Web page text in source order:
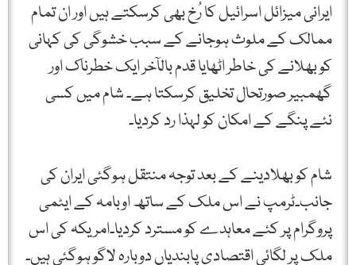
ایرانی میزائل اسرائیل کا رُخ بھی کرسکتے ہیں اور ان تمام
ممالک کے ملوث ہوجانے کے سبب خشوگی کی کہانی
کو بھلانے کی خاطر اٹھایا قدم بالآخر ایک خطرناک اور
گھمبیر صورتحال تخلیق کرسکتا ہے۔ شام میں کسی
نئے پنگے کے امکان کو لہذا رد کردیا۔
شام کو بھلادینے کے بعد توجہ منتقل ہوگئی ایران کی
جانب۔ٹرمپ نے اس ملک کے ساتھ اوبامہ کے ایٹمی
پروگرام پر کئے معاہدے کو مسترد کردیا۔امریکہ کی اس
ملک پر لگائی اقتصادی پابندیاں دوبارہ لاگو ہوگئی ہیں۔